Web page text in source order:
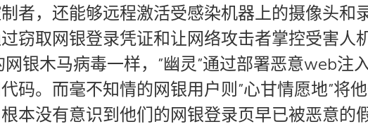
者，还能够远程激活受感染机器上的摄像头和
窃取网银登录凭证和让网络攻击者掌控受害人
银木马病毒一样，”幽灵”通过部署恶意web注
码。而毫不知情的网银用户则”心甘情愿地”将
本没有意识到他们的网银登录页早已被恶意的